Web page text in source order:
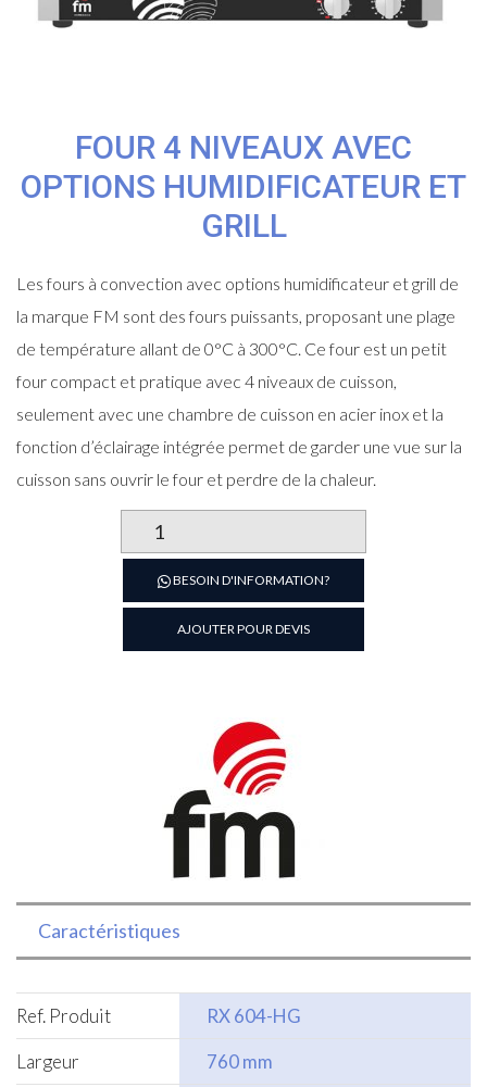
FOUR 4 NIVEAUX AVEC
OPTIONS HUMIDIFICATEUR ET
GRILL
Les fours à convection avec options humidificateur et grill de
la marque FM sont des fours puissants, proposant une plage
de température allant de 0°C à 300°C. Ce four est un petit
four compact et pratique avec 4 niveaux de cuisson,
seulement avec une chambre de cuisson en acier inox et la
fonction d’éclairage intégrée permet de garder une vue sur la
cuisson sans ouvrir le four et perdre de la chaleur.
de
Four
4
niveaux
avec
et
grill
BESOIN D'INFORMATION?
AJOUTER POUR DEVIS
Caractéristiques
Ref. Produit
RX 604-HG
Largeur
760 mm